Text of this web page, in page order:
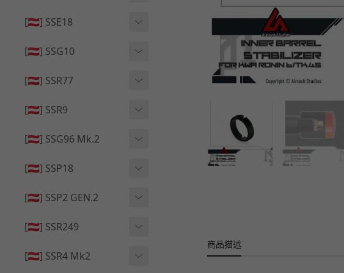
🟦 主體 ⧸ 彈匣
[🇦🇹] SSE18
👁️‍🗨️ 外觀 ⧸ 色彩
[🇦🇹] SSG10
🟦 主體 ⧸ 彈匣
[🇦🇹] SSR77
🟦 主體 ⧸ 彈匣
[🇦🇹] SSR9
👁️‍🗨️ 外觀 ⧸ 色彩
[🇦🇹] SSG96 Mk.2
🆙 升級 ⧸ 部件
[🇦🇹] SSP18
👁️‍🗨️ 外觀 ⧸ 色彩
[🇦🇹] SSP2 GEN.2
🔄 原廠 ⧸ 零件
[🇦🇹] SSR249
🟦 主體 ⧸ 彈匣
[🇦🇹] SSR4 Mk2
商品描述